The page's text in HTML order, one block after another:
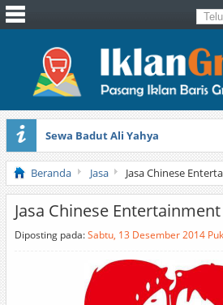
Sewa Badut Ali Yahya
Honda Brio 1.3 E AT CBU 2012
Beranda Jasa Jasa Chinese
Jasa Chinese Entertainment
Diposting pada:Sabtu, 13 Desember 2014